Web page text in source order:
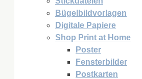
Bügelbildvorlagen
Digitale Papiere
Shop Print at Home
Poster
Fensterbilder
Postkarten